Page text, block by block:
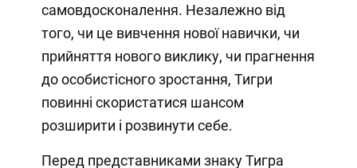
самовдосконалення. Незалежно від
того, чи це вивчення нової навички, чи
прийняття нового виклику, чи прагнення
до особистісного зростання, Тигри
повинні скористатися шансом
розширити і розвинути себе.
Перед представниками знаку Тигра